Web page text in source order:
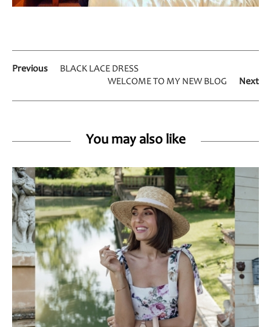
Previous
BLACK LACE DRESS
Next
WELCOME TO MY NEW BLOG
You may also like